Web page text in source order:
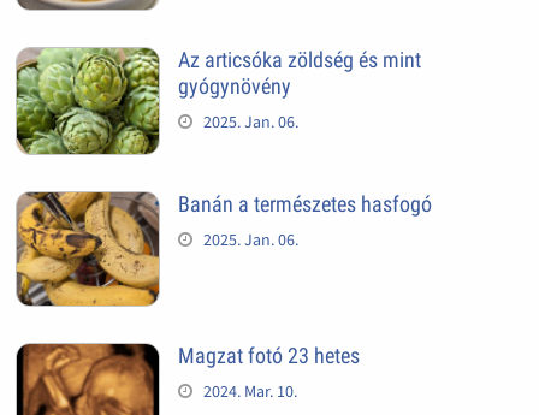
Az articsóka zöldség és mint
gyógynövény
2025. Jan. 06.
Banán a természetes hasfogó
2025. Jan. 06.
Magzat fotó 23 hetes
2024. Mar. 10.